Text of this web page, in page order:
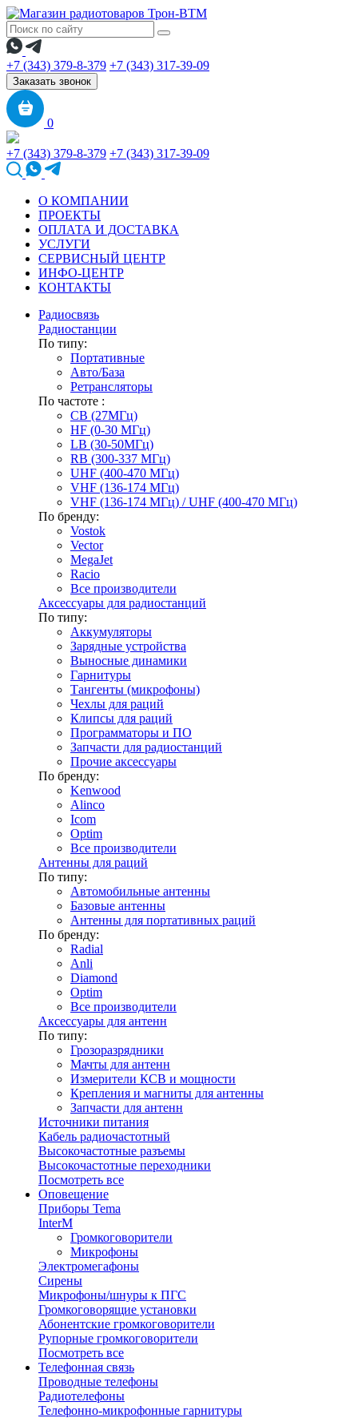
+7 (343) 379-8-379 +7 (343) 317-39-09
Заказать звонок
0
+7 (343) 379-8-379 +7 (343) 317-39-09
О КОМПАНИИ
ПРОЕКТЫ
ОПЛАТА И ДОСТАВКА
УСЛУГИ
СЕРВИСНЫЙ ЦЕНТР
ИНФО-ЦЕНТР
КОНТАКТЫ
Радиосвязь
Радиостанции
По типу:
Портативные
Авто/База
Ретрансляторы
По частоте :
CB (27МГц)
HF (0-30 МГц)
LB (30-50МГц)
RB (300-337 МГц)
UHF (400-470 МГц)
VHF (136-174 МГц)
VHF (136-174 МГц) / UHF (400-470 МГц)
По бренду:
Vostok
Vector
MegaJet
Racio
Все производители
Аксессуары для радиостанций
По типу:
Аккумуляторы
Зарядные устройства
Выносные динамики
Гарнитуры
Тангенты (микрофоны)
Чехлы для раций
Клипсы для раций
Программаторы и ПО
Запчасти для радиостанций
Прочие аксессуары
По бренду:
Kenwood
Alinco
Icom
Optim
Все производители
Антенны для раций
По типу:
Автомобильные антенны
Базовые антенны
Антенны для портативных раций
По бренду:
Radial
Anli
Diamond
Optim
Все производители
Аксессуары для антенн
По типу:
Грозоразрядники
Мачты для антенн
Измерители КСВ и мощности
Крепления и магниты для антенны
Запчасти для антенн
Источники питания
Кабель радиочастотный
Высокочастотные разъемы
Высокочастотные переходники
Посмотреть все
Оповещение
Приборы Tema
InterM
Громкоговорители
Микрофоны
Электромегафоны
Сирены
Микрофоны/шнуры к ПГС
Громкоговорящие установки
Абонентские громкоговорители
Рупорные громкоговорители
Посмотреть все
Телефонная связь
Проводные телефоны
Радиотелефоны
Телефонно-микрофонные гарнитуры